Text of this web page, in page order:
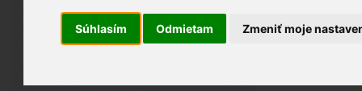
Súhlasím Odmietam Zmeniť moje
Monitorovanie